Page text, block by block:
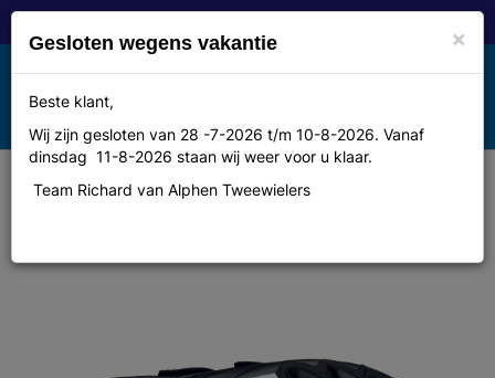
Toggle
navigation
MENU
Schoenen Shimano m077 maat 42
×
Gesloten wegens vakantie
Beste klant,
Wij zijn gesloten van 28 -7-2026 t/m 10-8-2026. Vanaf
dinsdag 11-8-2026 staan wij weer voor u klaar.
Team Richard van Alphen Tweewielers